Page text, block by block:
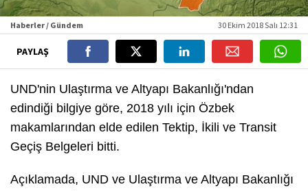
Haberler / Gündem 30 Ekim 2018 Salı 12:31
PAYLAŞ
UND'nin Ulaştırma ve Altyapı Bakanlığı'ndan
edindiği bilgiye göre, 2018 yılı için Özbek
makamlarından elde edilen Tektip, İkili ve Transit
Geçiş Belgeleri bitti.
Açıklamada, UND ve Ulaştırma ve Altyapı Bakanlığı